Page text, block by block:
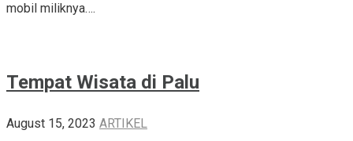
mobil miliknya….
Tempat Wisata di Palu
August 15, 2023 ARTIKEL